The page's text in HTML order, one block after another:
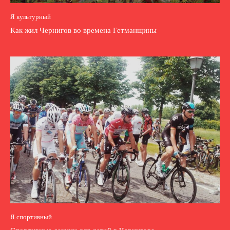
Я культурный
Как жил Чернигов во времена Гетманщины
Я спортивный